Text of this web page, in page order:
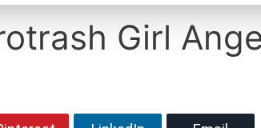
Girl